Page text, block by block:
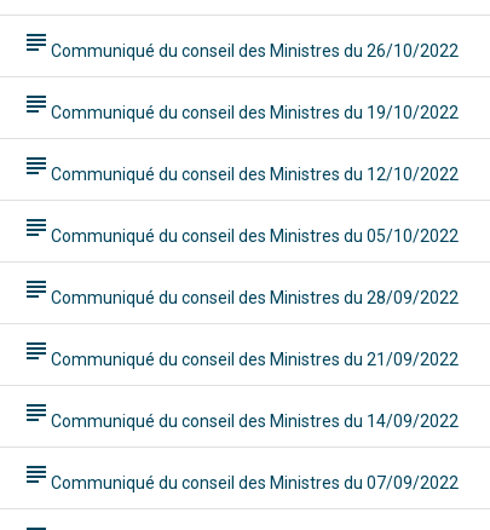
subject Communiqué du conseil des Ministres du 26/10/2022
subject Communiqué du conseil des Ministres du 19/10/2022
subject Communiqué du conseil des Ministres du 12/10/2022
subject Communiqué du conseil des Ministres du 05/10/2022
subject Communiqué du conseil des Ministres du 28/09/2022
subject Communiqué du conseil des Ministres du 21/09/2022
subject Communiqué du conseil des Ministres du 14/09/2022
subject Communiqué du conseil des Ministres du 07/09/2022